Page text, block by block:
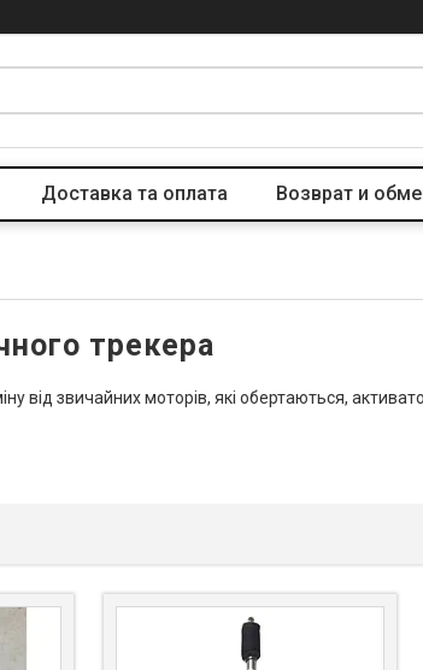
Доставка та оплата Возврат и
трекера
від звичайних моторів, які обертаються,